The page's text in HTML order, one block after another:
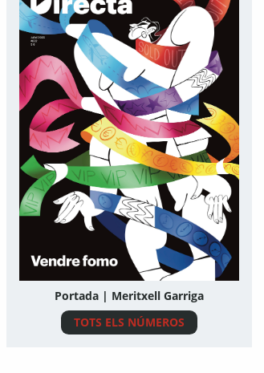
Portada | Meritxell Garriga
TOTS ELS NÚMEROS